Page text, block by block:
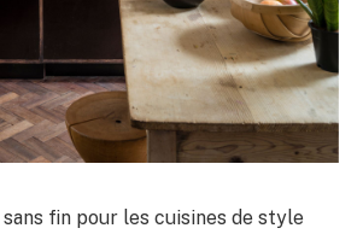
fin pour les cuisines de style